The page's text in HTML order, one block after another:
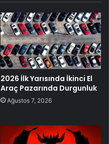
2026 İlk Yarısında İkinci El
Araç Pazarında Durgunluk
Ağustos 7, 2026